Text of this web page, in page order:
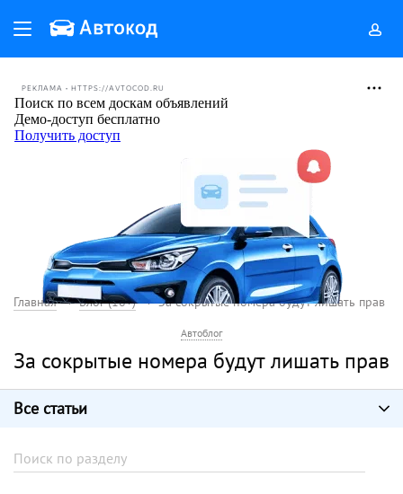
РЕКЛАМА • HTTPS://AVTOCOD.RU
Главная Блог (18+) За сокрытые номера будут лишать прав
Автоблог
За сокрытые номера будут лишать прав
Все статьи